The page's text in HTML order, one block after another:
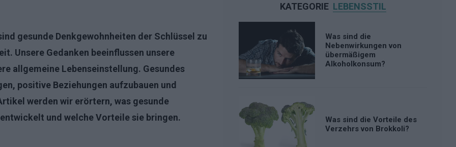
gesunde Denkgewohnheiten der Schlüssel zu
Unsere Gedanken beeinflussen unsere
allgemeine Lebenseinstellung. Gesundes
positive Beziehungen aufzubauen und
werden wir erörtern, was gesunde
und welche Vorteile sie bringen.
KATEGORIE LEBENSSTIL
Was sind die
Nebenwirkungen von
übermäßigem
Alkoholkonsum?
Was sind die Vorteile des
Verzehrs von Brokkoli?